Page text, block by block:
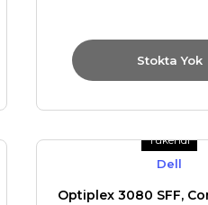
Stokta Yok
Tükendi
Dell
Optiplex 3080 SFF,